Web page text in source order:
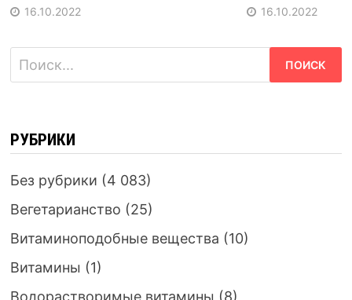
16.10.2022 16.10.2022
Найти:
РУБРИКИ
Без рубрики (4 083)
Вегетарианство (25)
Витаминоподобные вещества (10)
Витамины (1)